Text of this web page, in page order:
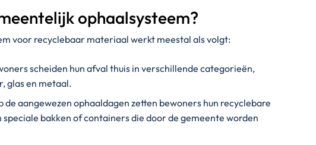
ophaalsysteem?
voor recyclebaar materiaal werkt meestal als volgt:
scheiden hun afval thuis in verschillende categorieën,
glas en metaal.
de aangewezen ophaaldagen zetten bewoners hun recyclebare
bakken of containers die door de gemeente worden